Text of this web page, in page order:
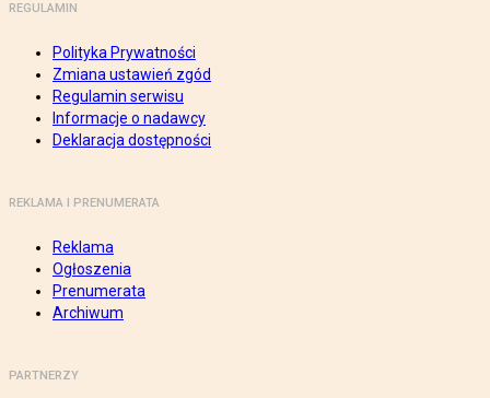
REGULAMIN
Polityka Prywatności
Zmiana ustawień zgód
Regulamin serwisu
Informacje o nadawcy
Deklaracja dostępności
REKLAMA I PRENUMERATA
Reklama
Ogłoszenia
Prenumerata
Archiwum
PARTNERZY